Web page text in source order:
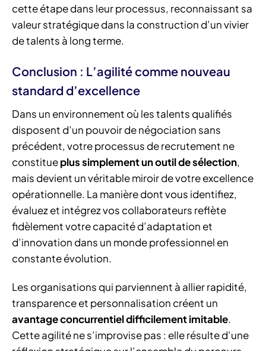
cette étape dans leur processus, reconnaissant sa
valeur stratégique dans la construction d’un vivier
de talents à long terme.
Conclusion : L’agilité comme nouveau
standard d’excellence
Dans un environnement où les talents qualifiés
disposent d’un pouvoir de négociation sans
précédent, votre processus de recrutement ne
constitueplus simplement un outil de sélection,
mais devient un véritable miroir de votre excellence
opérationnelle. La manière dont vous identifiez,
évaluez et intégrez vos collaborateurs reflète
fidèlement votre capacité d’adaptation et
d’innovation dans un monde professionnel en
constante évolution.
Les organisations qui parviennent à allier rapidité,
transparence et personnalisation créent un
avantage concurrentiel difficilement imitable.
Cette agilité ne s’improvise pas : elle résulte d’une